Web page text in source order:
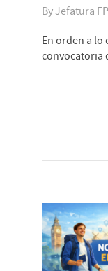
ByJefatura
En orden a lo
convocatoria